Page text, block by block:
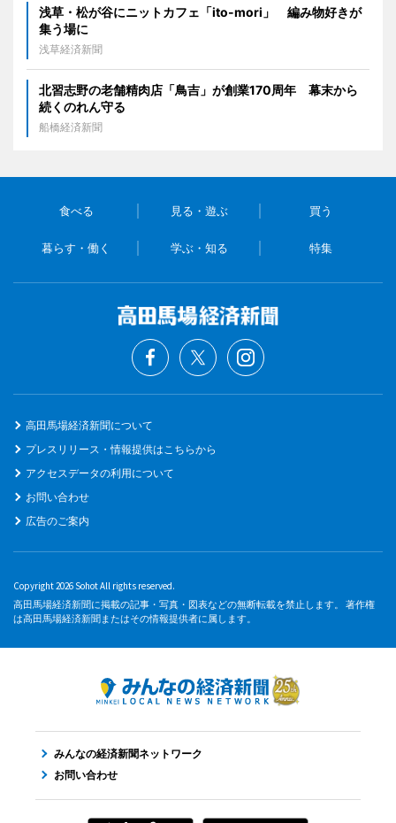
浅草・松が谷にニットカフェ「ito-mori」 編み物好きが
集う場に
浅草経済新聞
北習志野の老舗精肉店「鳥吉」が創業170周年 幕末から
続くのれん守る
船橋経済新聞
食べる 見る・遊ぶ 買う
暮らす・働く 学ぶ・知る 特集
高田馬場経済新聞について
プレスリリース・情報提供はこちらから
アクセスデータの利用について
お問い合わせ
広告のご案内
Copyright 2026 Sohot All rights reserved.
高田馬場経済新聞に掲載の記事・写真・図表などの無断転載を禁止します。 著作権
は高田馬場経済新聞またはその情報提供者に属します。
みんなの経済新聞ネットワーク
お問い合わせ